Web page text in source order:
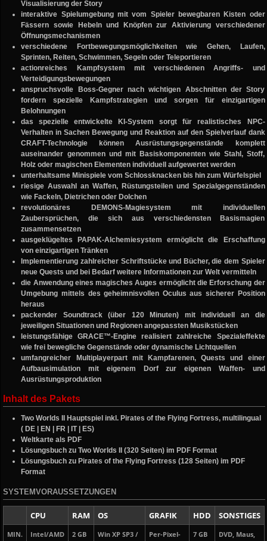
Visualisierung der Story
interaktive Spielumgebung mit vom Spieler bewegbaren Kisten oder
Fässern sowie Hebeln und Knöpfen zur Aktivierung verschiedener
Öffnungsmechanismen
verschiedene Fortbewegungsmöglichkeiten wie Gehen, Laufen,
Sprinten, Reiten, Schwimmen, Segeln oder Teleportieren
actionreiches Kampfsystem mit verschiedenen Angriffs- und
Verteidigungsbewegungen
anspruchsvolle Boss-Gegner nach wichtigen Abschnitten der Story
fordern spezielle Kampfstrategien und sorgen für einzigartigen
Belohnungen
das spezielle entwickelte KI-System sorgt für realistisches NPC-
Verhalten in Sachen Bewegung und Reaktion auf den Spielverlauf dank
CRAFT-Technologie können Ausrüstungsgegenstände komplett
auseinander genommen und mit Basiskomponenten wie Stahl, Stoff,
Holz oder magischen Elementen individuell aufgewertet werden
unterhaltsame Minispiele vom Schlossknacken bis hin zum Würfelspiel
riesige Auswahl an Waffen, Rüstungsteilen und Spezialgegenständen
wie Fackeln, Dietrichen oder Dolchen
revolutionäres DEMONS-Magiesystem mit individuellen
Zaubersprüchen, die sich aus verschiedensten Basismagien
zusammensetzen
ausgeklügeltes PAPAK-Alchemiesystem ermöglicht die Erschaffung
von einzigartigen Tränken
Implementierung zahlreicher Schriftstücke und Bücher, die dem Spieler
neue Quests und bei Bedarf weitere Informationen zur Welt vermitteln
die Anwendung eines magisches Auges ermöglicht die Erforschung der
Umgebung mittels des geheimnisvollen Oculus aus sicherer Position
heraus
packender Soundtrack (über 120 Minuten) mit individuell an die
jeweiligen Situationen und Regionen angepassten Musikstücken
leistungsfähige GRACE™-Engine realisiert zahlreiche Spezialeffekte
wie frei bewegliche Gegenstände oder dynamische Lichtquellen
umfangreicher Multiplayerpart mit Kampfarenen, Quests und einer
Aufbausimulation mit eigenem Dorf zur eigenen Waffen- und
Ausrüstungsproduktion
Inhalt des Pakets
Two Worlds II Hauptspiel inkl. Pirates of the Flying Fortress, multilingual
( DE | EN | FR | IT | ES)
Weltkarte als PDF
Lösungsbuch zu Two Worlds II (320 Seiten) im PDF Format
Lösungsbuch zu Pirates of the Flying Fortress (128 Seiten) im PDF
Format
SYSTEMVORAUSSETZUNGEN
CPU RAM OS GRAFIK HDD SONSTIGES
MIN.
Intel/AMD
2 GB
Win XP SP3 /
Per-Pixel-
7 GB
DVD, Maus,